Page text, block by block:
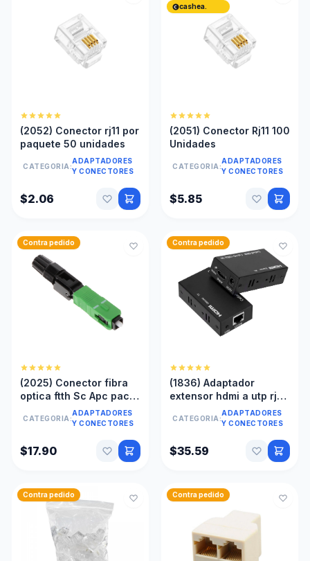
(2052) Conector rj11 por
paquete 50 unidades
CATEGORIA:
ADAPTADORES
Y CONECTORES
$2.06
cashea.
(2051) Conector Rj11 100
Unidades
CATEGORIA:
ADAPTADORES
Y CONECTORES
$5.85
Contra pedido
(2025) Conector fibra
optica ftth Sc Apc pack
10 unidades
CATEGORIA:
ADAPTADORES
Y CONECTORES
$17.90
Contra pedido
(1836) Adaptador
extensor hdmi a utp rj45
cat5e cat6 hasta 60
mts 1080p hd
CATEGORIA:
ADAPTADORES
Y CONECTORES
$35.59
Contra pedido Contra pedido